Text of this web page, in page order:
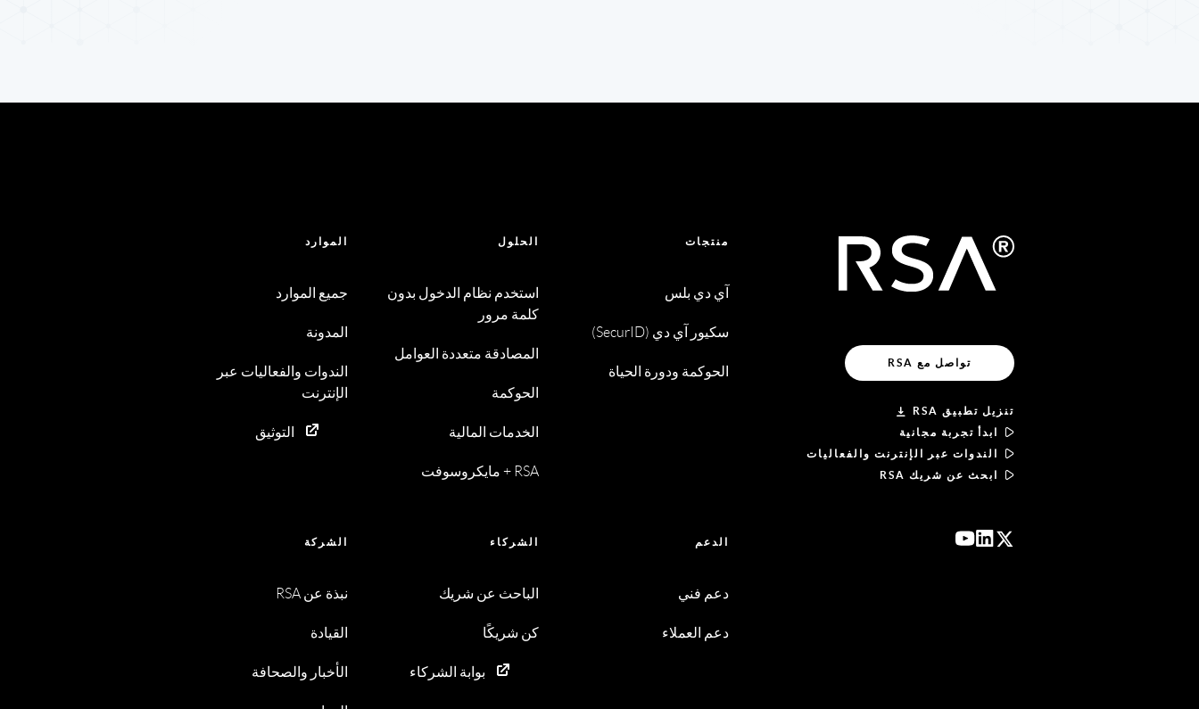
الحوكمة ودورة الحياة
تواصل مع RSA
تنزيل تطبيق RSA
ابدأ تجربة مجانية
الندوات عبر الإنترنت والفعاليات
ابحث عن شريك RSA
منتجات
آي دي بلس
سكيور آي دي (SecurID)
الحوكمة ودورة الحياة
الحلول
استخدم نظام الدخول بدون
كلمة مرور
المصادقة متعددة العوامل
الحوكمة
الخدمات المالية
RSA + مايكروسوفت
الموارد
جميع الموارد
المدونة
الندوات والفعاليات عبر
الإنترنت
التوثيق
الدعم
دعم فني
دعم العملاء
الشركاء
الباحث عن شريك
كن شريكًا
بوابة الشركاء
الشركة
نبذة عن RSA
القيادة
الأخبار والصحافة